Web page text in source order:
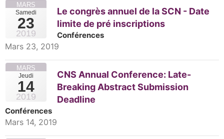
Samedi
23
MARS
2019
Le congrès annuel de la SCN - Date
limite de pré inscriptions
Conférences
Mars 23, 2019
Jeudi
14
MARS
2019
CNS Annual Conference: Late-
Breaking Abstract Submission
Deadline
Conférences
Mars 14, 2019